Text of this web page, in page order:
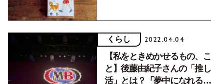
くらし 2022.04.04
【私をときめかせるもの、こ
と】後藤由紀子さんの「推し
活」とは？「夢中になれるも